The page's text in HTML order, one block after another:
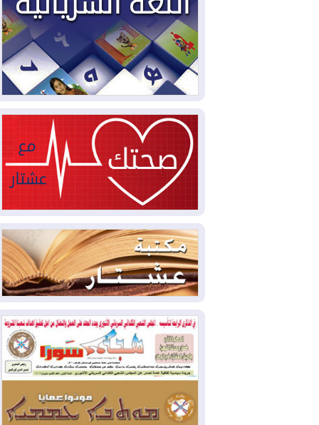
2026-08-06ائتلاف ادارة الدولة: من
يقومون بسلوك يهدد امن البلاد خارجون عن
القانون يجب محاربتهم
2026-08-06بعد هجومين قرب باب المندب..
تحذيرات من تصعيد يهدد الملاحة في البحر
الأحمر
2026-08-06
مئات القاصرين بلا مأوى.. أزمة
سبتة تتصاعد وتضغط على مدريد
2026-08-05
لمدة عام.. بدء توريد 100
مليون قدم مكعب يومياً من غاز كورمور في
إقليم كوردستان إلى وزارة الكهرباء العراقية
2026-08-05
15كارثة بيئية ومناخية ترسم
ملامح أخطر التحديات التي تواجه العراق
اليوم
2026-08-05
حرائق فرنسا.. توقيف 402
شخص بينهم 156 قاصرا منذ بداية موسم
الحرائق
2026-08-04سومو: إنتاج النفط في إقليم
كوردستان انخفض إلى أقل من 10%